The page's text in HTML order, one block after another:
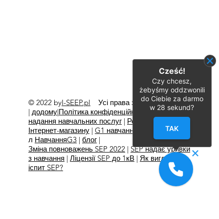
© 2022 byI-SEEP.pl
Усі права захищено
| додому|Політика конфіденційності |Умови
надання навчальних послуг| Регламент
Інтернет-магазину | G1 навчання
G2 навчання
л НавчанняG3 | блог|
Зміна повноважень SEP 2022 | SEP надає уривки
з навчання | Ліцензії SEP до 1кВ | Як виглядає
іспит SEP?
Cześć!
Czy chcesz,
żebyśmy oddzwonili
do Ciebie za darmo
w 28 sekund?
TAK